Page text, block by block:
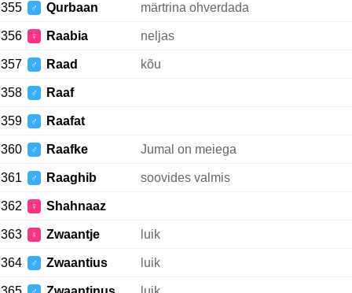
355 ♂ Qurbaan märtrina ohverdada
356 ♀ Raabia neljas
357 ♂ Raad kõu
358 ♂ Raaf
359 ♂ Raafat
360 ♂ Raafke Jumal on meiega
361 ♂ Raaghib soovides valmis
362 ♀ Shahnaaz
363 ♀ Zwaantje luik
364 ♂ Zwaantius luik